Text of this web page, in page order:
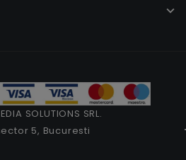
SOLUTIONS SRL.
5, Bucuresti